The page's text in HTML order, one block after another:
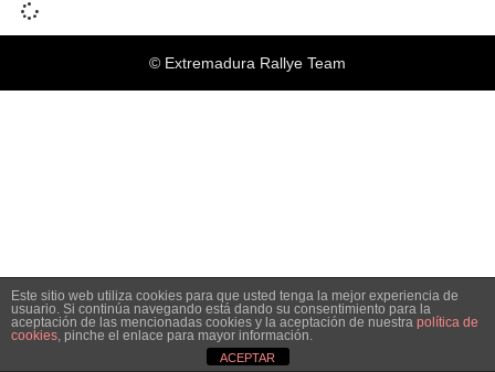
© Extremadura Rallye Team
Este sitio web utiliza cookies para que usted tenga la mejor experiencia de
usuario. Si continúa navegando está dando su consentimiento para la
aceptación de las mencionadas cookies y la aceptación de nuestra política de
cookies, pinche el enlace para mayor información.
ACEPTAR